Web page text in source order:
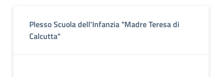
Plesso Scuola dell'Infanzia "Madre Teresa di
Calcutta"